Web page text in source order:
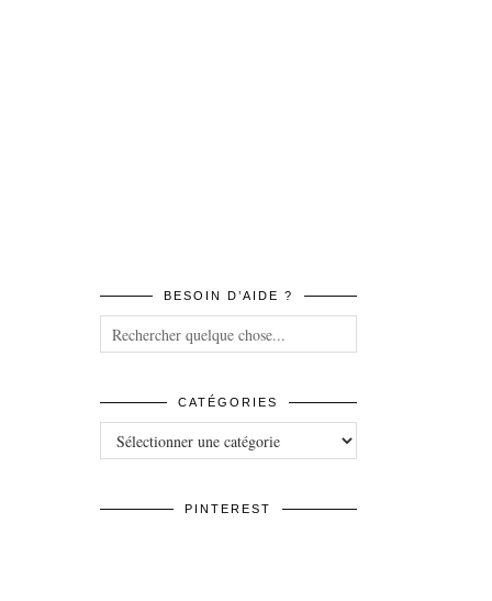
BESOIN D’AIDE ?
CATÉGORIES
Catégories
PINTEREST